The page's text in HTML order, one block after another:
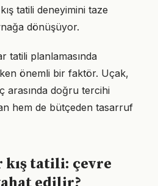
tatili deneyimini taze
dönüşüyor.
tatili planlamasında
önemli bir faktör. Uçak,
arasında doğru tercihi
hem de bütçeden tasarruf
tatili: çevre